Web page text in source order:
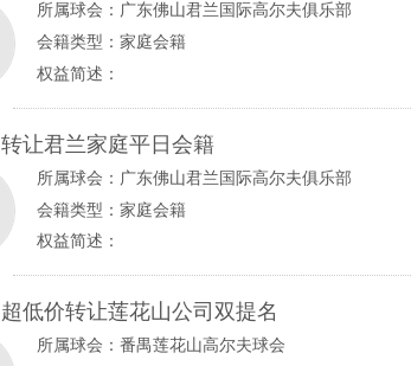
所属球会： 广东佛山君兰国际高尔夫俱乐部
会籍类型：家庭会籍
权益简述：
转让君兰家庭平日会籍
所属球会： 广东佛山君兰国际高尔夫俱乐部
会籍类型：家庭会籍
权益简述：
超低价转让莲花山公司双提名
所属球会： 番禺莲花山高尔夫球会